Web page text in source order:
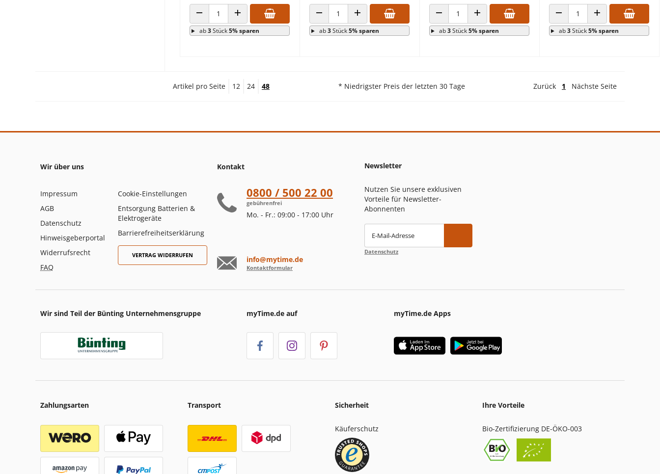
ANZAHL VERRINGERNANZAHL ERHÖHEN
ab3Stück5% sparen
ANZAHL VERRINGERNANZAHL ERHÖHEN
ab3Stück5% sparen
ANZAHL VERRINGERNANZAHL ERHÖHEN
ab3Stück5% sparen
ANZAHL VERRINGERNANZAHL ERHÖHEN
ab3Stück5% sparen
Artikel pro Seite 12 24 48 * Niedrigster Preis der letzten 30 Tage Zurück 1 Nächste Seite
Wir über uns
Impressum
AGB
Datenschutz
Hinweisgeberportal
Widerrufsrecht
FAQ
Cookie-Einstellungen
Entsorgung Batterien &
Elektrogeräte
Barrierefreiheitserklärung
VERTRAG WIDERRUFEN
Kontakt
0800 / 500 22 00
gebührenfrei
Mo. - Fr.: 09:00 - 17:00 Uhr
info@mytime.de
Kontaktformular
Newsletter
Nutzen Sie unsere exklusiven
Vorteile für Newsletter-
Abonnenten
E-Mail-Adresse
Datenschutz
Wir sind Teil der Bünting Unternehmensgruppe myTime.de auf myTime.de Apps
Zahlungsarten Transport Sicherheit
Käuferschutz
Ihre Vorteile
Bio-Zertifizierung DE-ÖKO-003